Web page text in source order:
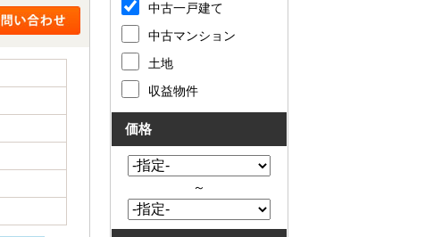
中古一戸建て
中古マンション
土地
収益物件
価格
～